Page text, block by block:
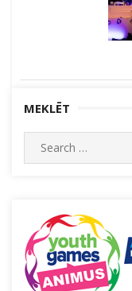
MEKLĒT
Search
for: